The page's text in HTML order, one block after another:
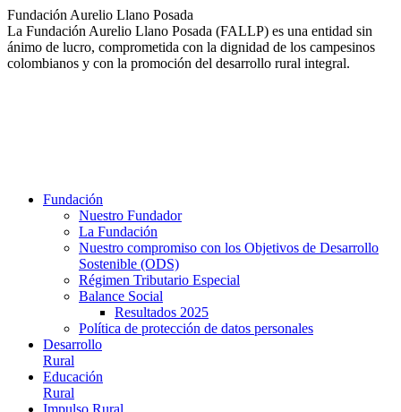
Saltar
al
contenido
Fundación Aurelio Llano Posada
La Fundación Aurelio Llano Posada (FALLP) es una entidad sin
ánimo de lucro, comprometida con la dignidad de los campesinos
colombianos y con la promoción del desarrollo rural integral.
Fundación
Nuestro Fundador
La Fundación
Nuestro compromiso con los Objetivos de Desarrollo
Sostenible (ODS)
Régimen Tributario Especial
Balance Social
Resultados 2025
Política de protección de datos personales
Desarrollo
Rural
Educación
Rural
Impulso Rural